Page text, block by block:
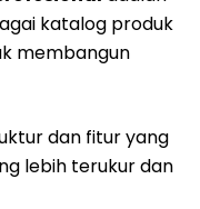
katalog produk
membangun
dan fitur yang
lebih terukur dan